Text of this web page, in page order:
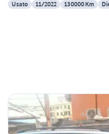
Usato
11/2022 130000 Km